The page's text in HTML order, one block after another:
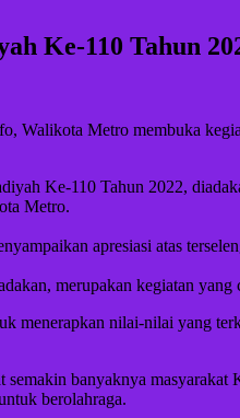
Ke-110 Tahun
Metro membuka
Ke-110 Tahun 2022,
Metro.
apresiasi atas
merupakan kegiatan
menerapkan nilai-nilai yang
banyaknya
berolahraga.